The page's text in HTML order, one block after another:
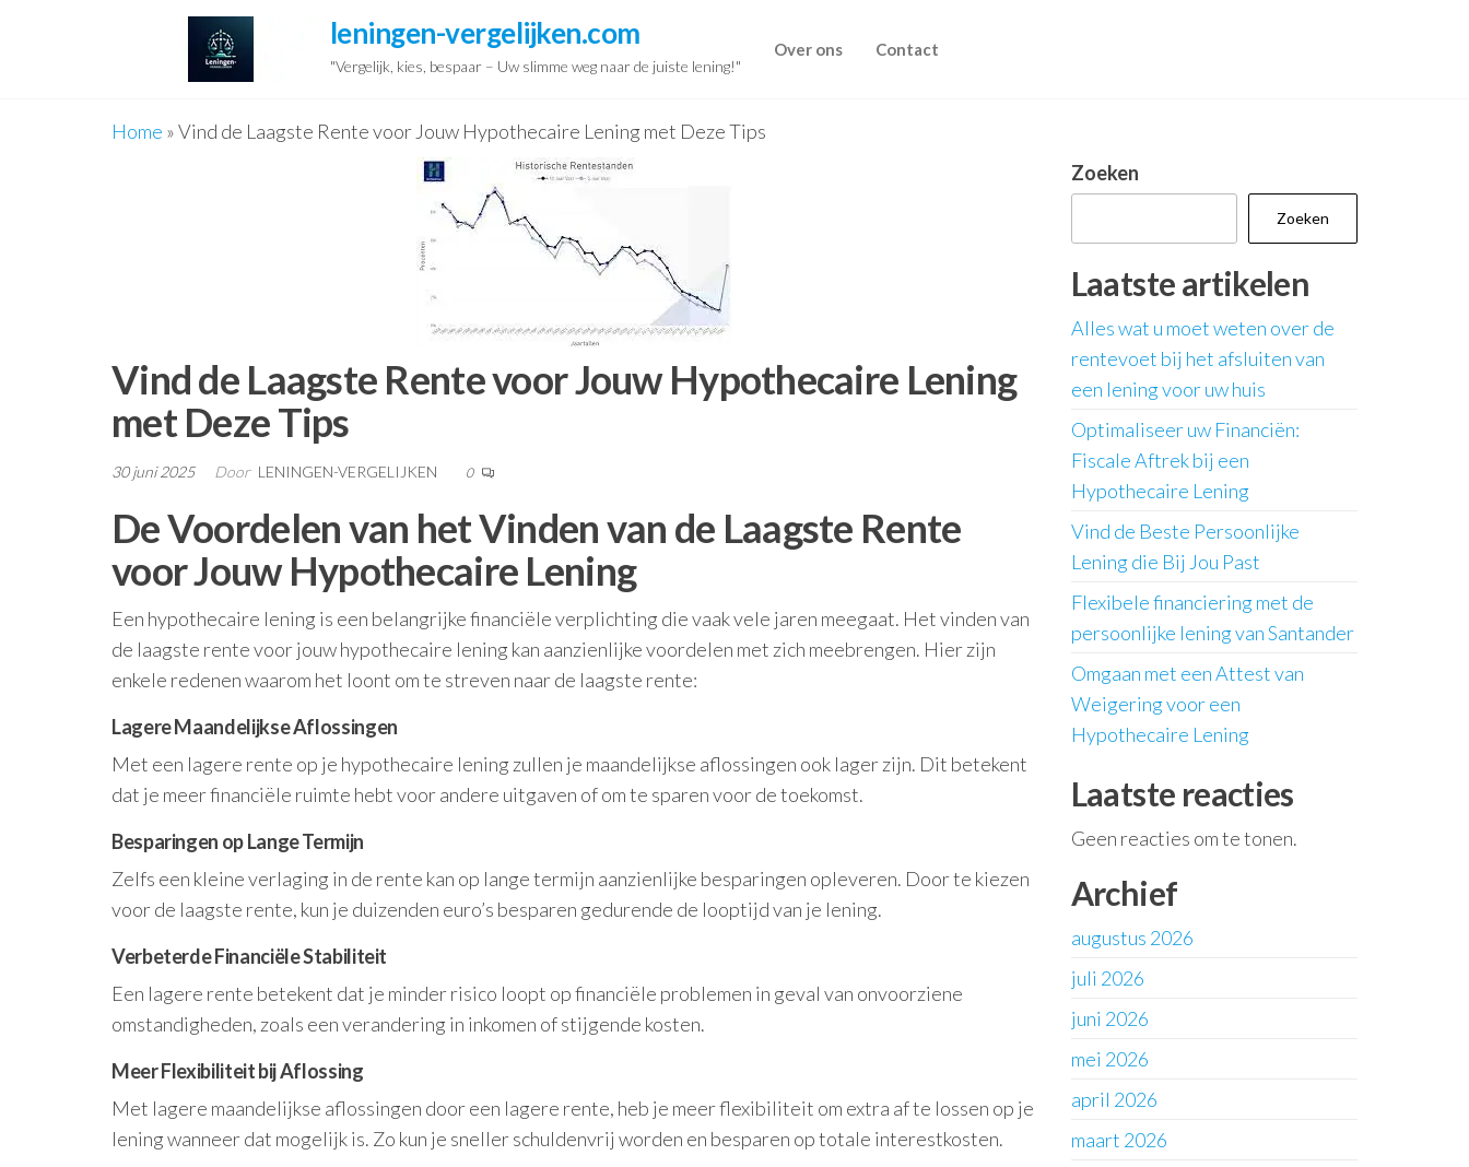
leningen-vergelijken.com
"Vergelijk, kies, bespaar – Uw slimme weg naar de juiste lening!"
Over ons Contact
Home »Vind de Laagste Rente voor Jouw Hypothecaire Lening met Deze Tips
Vind de Laagste Rente voor Jouw Hypothecaire Lening
met Deze Tips
30 juni 2025 Door LENINGEN-VERGELIJKEN 0
De Voordelen van het Vinden van de Laagste Rente
voor Jouw Hypothecaire Lening
Een hypothecaire lening is een belangrijke financiële verplichting die vaak vele jaren meegaat. Het vinden van
de laagste rente voor jouw hypothecaire lening kan aanzienlijke voordelen met zich meebrengen. Hier zijn
enkele redenen waarom het loont om te streven naar de laagste rente:
Lagere Maandelijkse Aflossingen
Met een lagere rente op je hypothecaire lening zullen je maandelijkse aflossingen ook lager zijn. Dit betekent
dat je meer financiële ruimte hebt voor andere uitgaven of om te sparen voor de toekomst.
Besparingen op Lange Termijn
Zelfs een kleine verlaging in de rente kan op lange termijn aanzienlijke besparingen opleveren. Door te kiezen
voor de laagste rente, kun je duizenden euro’s besparen gedurende de looptijd van je lening.
Verbeterde Financiële Stabiliteit
Een lagere rente betekent dat je minder risico loopt op financiële problemen in geval van onvoorziene
omstandigheden, zoals een verandering in inkomen of stijgende kosten.
Meer Flexibiliteit bij Aflossing
Met lagere maandelijkse aflossingen door een lagere rente, heb je meer flexibiliteit om extra af te lossen op je
lening wanneer dat mogelijk is. Zo kun je sneller schuldenvrij worden en besparen op totale interestkosten.
Zoeken
Zoeken
Laatste artikelen
Alles wat u moet weten over de
rentevoet bij het afsluiten van
een lening voor uw huis
Optimaliseer uw Financiën:
Fiscale Aftrek bij een
Hypothecaire Lening
Vind de Beste Persoonlijke
Lening die Bij Jou Past
Flexibele financiering met de
persoonlijke lening van Santander
Omgaan met een Attest van
Weigering voor een
Hypothecaire Lening
Laatste reacties
Geen reacties om te tonen.
Archief
augustus 2026
juli 2026
juni 2026
mei 2026
april 2026
maart 2026